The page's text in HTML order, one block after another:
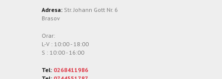
Adresa: Str. Johann Gott Nr. 6
Brasov
Orar:
L-V : 10:00 - 18:00
S : 10:00 - 16:00
Tel: 0268411986